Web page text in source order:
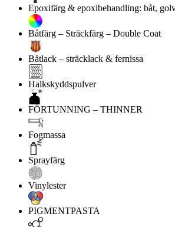
Epoxifärg & epoxibehandling: båt,
Båtfärg – Sträckfärg – Double Coat
Båtlack – sträcklack & fernissa
Halkskyddspulver
FÖRTUNNING – THINNER
Fogmassa
Sprayfärg
Vinylester
PIGMENTPASTA